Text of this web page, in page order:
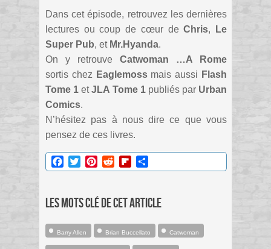
Dans cet épisode, retrouvez les dernières
lectures ou coup de cœur deChris,
Le
Super Pub, et Mr.Hyanda.
On y retrouve Catwoman …A Rome
sortis chez Eaglemossmais aussi Flash
Tome 1etJLA Tome 1publiés par Urban
Comics.
N’hésitez pas à nous dire ce que vous
pensez de ces livres.
Facebook
TwitterPinterestRedditFlipboard
Les mots clé de cet article
Barry Allen Brian Buccellato Catwoman